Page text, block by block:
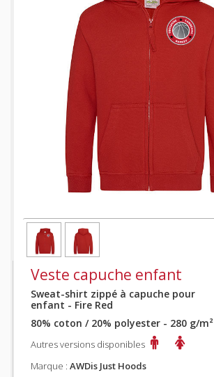
Veste capuche enfant
Sweat-shirt zippé à capuche pour
enfant - Fire Red
80% coton / 20% polyester - 280 g/m²
Autres versions disponibles
Marque : AWDis Just Hoods